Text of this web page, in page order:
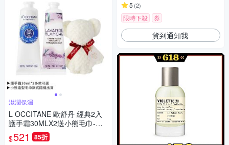
滋潤保濕
L OCCITANE 歐舒丹 經典2入
護手霜30MLX2送小熊毛巾-乳
油木+乳油木
$521 85折
5 (2)
限時下殺 券
貨到通知我